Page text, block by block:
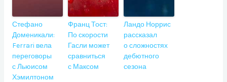
Стефано
Доменикали:
Ferrari вела
переговоры
с Льюисом
Хэмилтоном
Франц Тост:
По скорости
Гасли может
сравниться
с Максом
Ландо Норрис
рассказал
о сложностях
дебютного
сезона